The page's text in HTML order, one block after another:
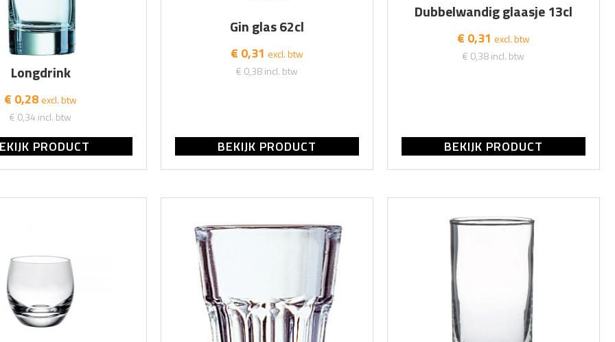
Longdrink
€ 0,28 excl. btw
€ 0,34 incl. btw
PRODUCT
Gin glas 62cl
€ 0,31 excl. btw
€ 0,38incl. btw
BEKIJK PRODUCT
Dubbelwandig glaasje 13cl
€ 0,31 excl. btw
€ 0,38incl. btw
BEKIJK PRODUCT